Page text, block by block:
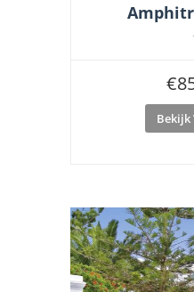
€
Bekijk